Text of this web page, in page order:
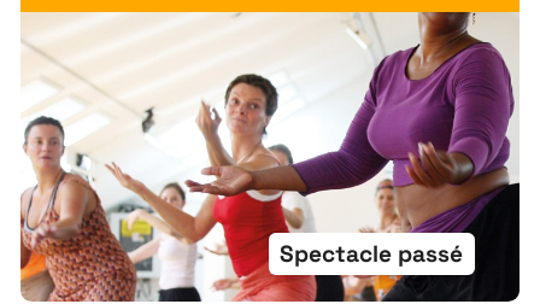
Projets
Contact
Recrutement
Spectacle passé